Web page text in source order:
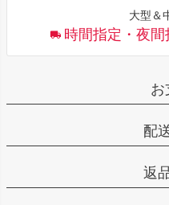
大型＆
時間指定・夜
お
配
返